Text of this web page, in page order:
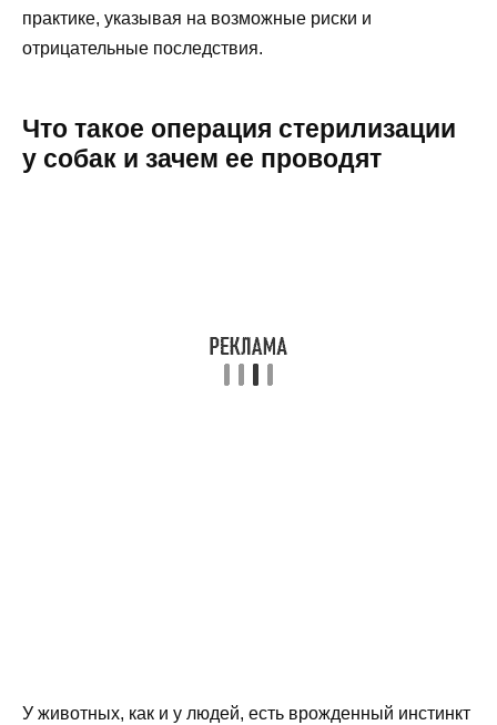
практике, указывая на возможные риски и
отрицательные последствия.
Что такое операция стерилизации
у собак и зачем ее проводят
У животных, как и у людей, есть врожденный инстинкт